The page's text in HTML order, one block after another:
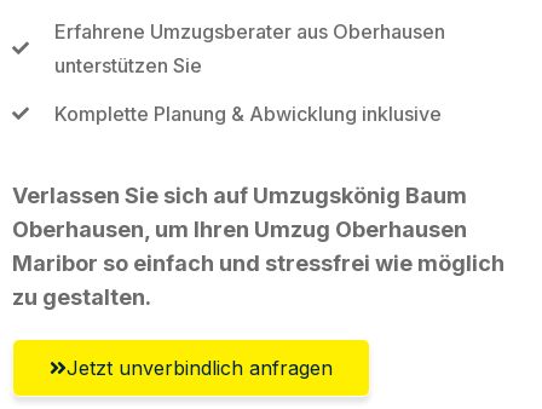
Erfahrene Umzugsberater aus Oberhausen
unterstützen Sie
Komplette Planung & Abwicklung inklusive
Verlassen Sie sich auf Umzugskönig Baum
Oberhausen, um Ihren Umzug Oberhausen
Maribor so einfach und stressfrei wie möglich
zu gestalten.
Jetzt unverbindlich anfragen